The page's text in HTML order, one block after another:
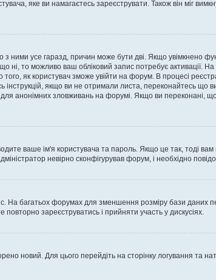
яке ви намагаєтесь зареєструвати. Також він міг
ними усе гаразд, причин може бути дві. Якщо увімкнено
ні, то можливо ваш обліковий запис потребує активації.
як користувач зможе увійти на форум. В процесі
якщо ви не отримали листа, переконайтесь що
анонімних зловживань на форумі. Якщо ви переконані,
ваше ім'я користувача та пароль. Якщо це так, тоді вам
невірно сконфігурував форум, і необхідно
багатьох форумах для зменшення розміру бази даних
зареєструватись і прийняти участь у дискусіях.
новий. Для цього перейдіть на сторінку логування та